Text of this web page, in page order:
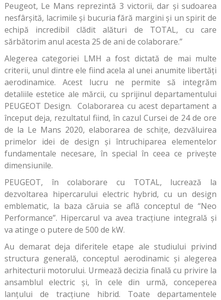
Peugeot, Le Mans reprezintă 3 victorii, dar și sudoarea
nesfârșită, lacrimile și bucuria fără margini și un spirit de
echipă incredibil clădit alături de TOTAL, cu care
sărbătorim anul acesta 25 de ani de colaborare.”
Alegerea categoriei LMH a fost dictată de mai multe
criterii, unul dintre ele fiind acela al unei anumite libertăți
aerodinamice. Acest lucru ne permite să integrăm
detaliile estetice ale mărcii, cu sprijinul departamentului
PEUGEOT Design. Colaborarea cu acest departament a
început deja, rezultatul fiind, în cazul Cursei de 24 de ore
de la Le Mans 2020, elaborarea de schițe, dezvăluirea
primelor idei de design și întruchiparea elementelor
fundamentale necesare, în special în ceea ce privește
dimensiunile.
PEUGEOT, în colaborare cu TOTAL, lucrează la
dezvoltarea hipercarului electric hybrid, cu un design
emblematic, la baza căruia se află conceptul de “Neo
Performance”. Hipercarul va avea tracțiune integrală și
va atinge o putere de 500 de kW.
Au demarat deja diferitele etape ale studiului privind
structura generală, conceptul aerodinamic și alegerea
arhitecturii motorului. Urmează decizia finală cu privire la
ansamblul electric și, în cele din urmă, conceperea
lanțului de tracțiune hibrid. Toate departamentele